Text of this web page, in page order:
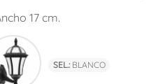
17 cm.
SEL.:BLANCO